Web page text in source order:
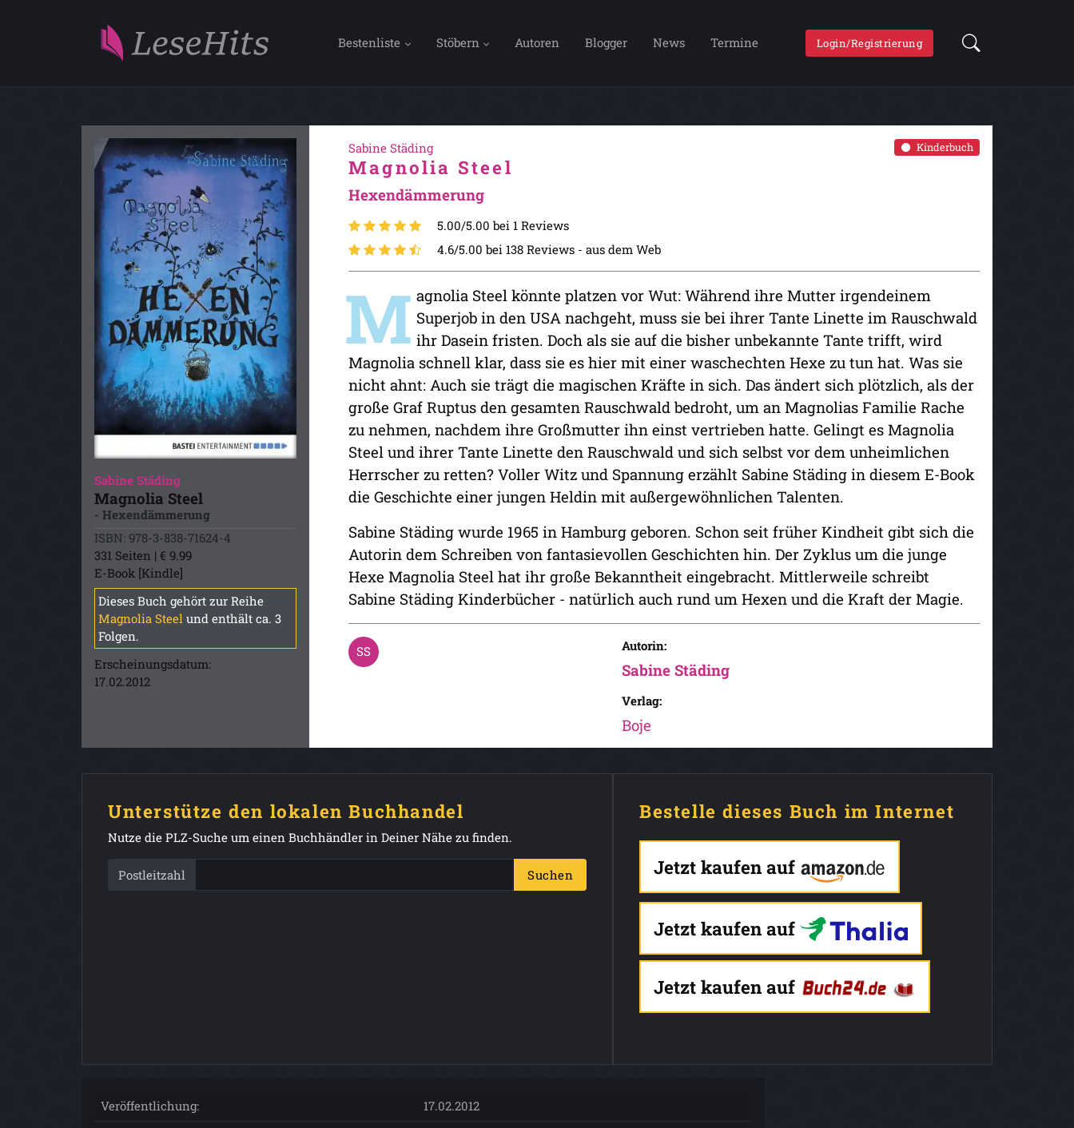
Bestenliste Stöbern Autoren Blogger News Termine Login/Registrierung
Sabine Städing
Magnolia Steel
- Hexendämmerung
ISBN: 978-3-838-71624-4
331 Seiten | € 9.99
E-Book [Kindle]
Dieses Buch gehört zur Reihe
Magnolia Steel und enthält ca. 3
Folgen.
Erscheinungsdatum:
17.02.2012
Kinderbuch
Sabine Städing
Magnolia Steel
Hexendämmerung
5.00/5.00 bei 1 Reviews
4.6/5.00 bei 138 Reviews - aus dem Web
M agnolia Steel könnte platzen vor Wut: Während ihre Mutter irgendeinem
Superjob in den USA nachgeht, muss sie bei ihrer Tante Linette im Rauschwald
ihr Dasein fristen. Doch als sie auf die bisher unbekannte Tante trifft, wird
Magnolia schnell klar, dass sie es hier mit einer waschechten Hexe zu tun hat. Was sie
nicht ahnt: Auch sie trägt die magischen Kräfte in sich. Das ändert sich plötzlich, als der
große Graf Ruptus den gesamten Rauschwald bedroht, um an Magnolias Familie Rache
zu nehmen, nachdem ihre Großmutter ihn einst vertrieben hatte. Gelingt es Magnolia
Steel und ihrer Tante Linette den Rauschwald und sich selbst vor dem unheimlichen
Herrscher zu retten? Voller Witz und Spannung erzählt Sabine Städing in diesem E-Book
die Geschichte einer jungen Heldin mit außergewöhnlichen Talenten.
Sabine Städing wurde 1965 in Hamburg geboren. Schon seit früher Kindheit gibt sich die
Autorin dem Schreiben von fantasievollen Geschichten hin. Der Zyklus um die junge
Hexe Magnolia Steel hat ihr große Bekanntheit eingebracht. Mittlerweile schreibt
Sabine Städing Kinderbücher - natürlich auch rund um Hexen und die Kraft der Magie.
Autorin:
Sabine Städing
Verlag:
Boje
Unterstütze den lokalen Buchhandel
Nutze die PLZ-Suche um einen Buchhändler in Deiner Nähe zu finden.
Postleitzahl Suchen
Bestelle dieses Buch im Internet
Jetzt kaufen auf
Jetzt kaufen auf
Jetzt kaufen auf
Veröffentlichung:
17.02.2012